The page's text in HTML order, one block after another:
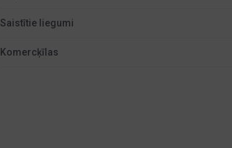
Saistītie liegumi
Komercķīlas